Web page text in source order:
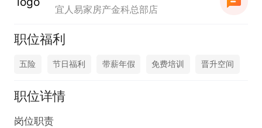
宜人易家房产金科总部店
职位福利
五险 节日福利 带薪年假 免费培训 晋升空间
职位详情
岗位职责